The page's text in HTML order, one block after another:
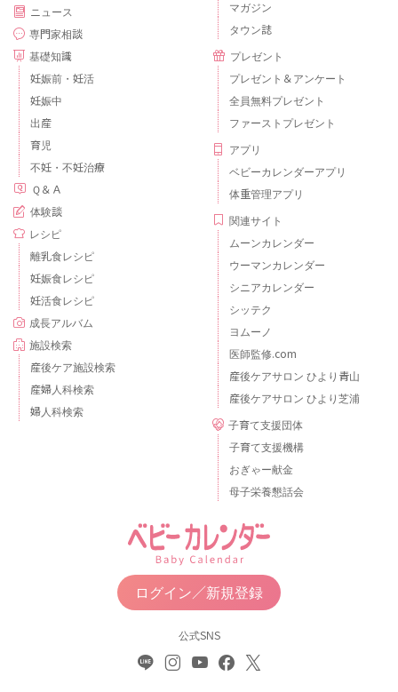
ニュース
専門家相談
基礎知識
妊娠前・妊活
妊娠中
出産
育児
不妊・不妊治療
Ｑ＆Ａ
体験談
レシピ
離乳食レシピ
妊娠食レシピ
妊活食レシピ
成長アルバム
施設検索
産後ケア施設検索
産婦人科検索
婦人科検索
マガジン
タウン誌
プレゼント
プレゼント＆アンケート
全員無料プレゼント
ファーストプレゼント
アプリ
ベビーカレンダーアプリ
体重管理アプリ
関連サイト
ムーンカレンダー
ウーマンカレンダー
シニアカレンダー
シッテク
ヨムーノ
医師監修.com
産後ケアサロン ひより青山
産後ケアサロン ひより芝浦
子育て支援団体
子育て支援機構
おぎゃー献金
母子栄養懇話会
ログイン／新規登録
公式SNS